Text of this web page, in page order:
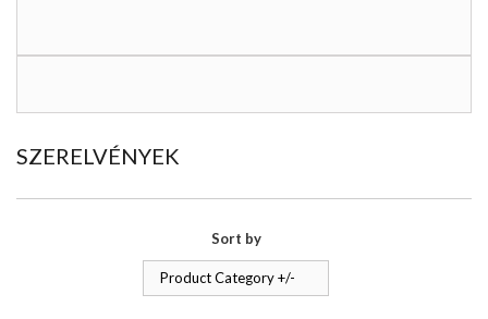
SZERELVÉNYEK
Sort by
Product Category +/-